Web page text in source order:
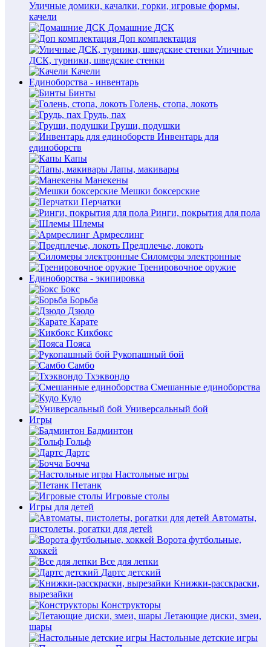
Уличные домики, качалки, горки, игровые формы,
качели
Домашние ДСК
Доп комплектация
Уличные
ДСК, турники, шведские стенки
Качели
Единоборства - инвентарь
Бинты
Голень, стопа, локоть
Грудь, пах
Груши, подушки
Инвентарь для
единоборств
Капы
Лапы, макивары
Манекены
Мешки боксерские
Перчатки
Ринги, покрытия для пола
Шлемы
Армреслинг
Предплечье, локоть
Силомеры электронные
Тренировочное оружие
Единоборства - экипировка
Бокс
Борьба
Дзюдо
Карате
Кикбокс
Пояса
Рукопашный бой
Самбо
Тхэквондо
Смешанные единоборства
Кудо
Универсальный бой
Игры
Бадминтон
Гольф
Дартс
Бочча
Настольные игры
Петанк
Игровые столы
Игры для детей
Автоматы,
пистолеты, рогатки для детей
Ворота футбольные,
хоккей
Все для лепки
Дартс детский
Книжки-расскраски,
вырезайки
Конструкторы
Летающие диски, змеи,
шары
Настольные детские игры